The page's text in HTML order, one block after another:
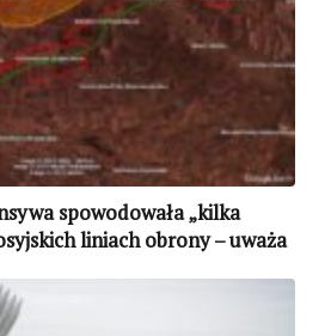
spowodowała „kilka
liniach obrony – uważa